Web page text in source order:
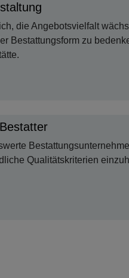
die Angebotsvielfalt
Bestattungsform zu
Qualitätskriterien